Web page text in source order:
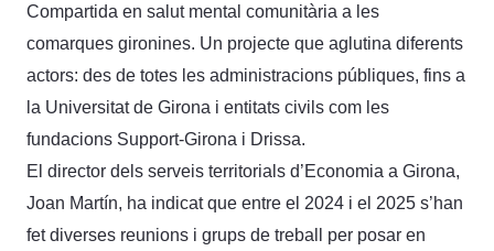
Compartida en salut mental comunitària a les
comarques gironines. Un projecte que aglutina diferents
actors: des de totes les administracions públiques, fins a
la Universitat de Girona i entitats civils com les
fundacions Support-Girona i Drissa.
El director dels serveis territorials d’Economia a Girona,
Joan Martín, ha indicat que entre el 2024 i el 2025 s’han
fet diverses reunions i grups de treball per posar en